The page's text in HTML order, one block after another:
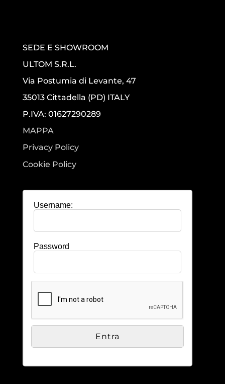
SEDE E SHOWROOM
ULTOM S.R.L.
Via Postumia di Levante, 47
35013 Cittadella (PD) ITALY
P.IVA: 01627290289
MAPPA
Privacy Policy
Cookie Policy
Username:
Password